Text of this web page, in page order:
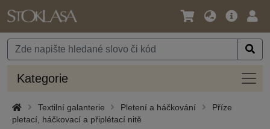
Jazyk
Měna
Hlavní
Kategorie
Textilní galanterie Pletení a háčkování
Příze
pletací, háčkovací a připlétací nitě